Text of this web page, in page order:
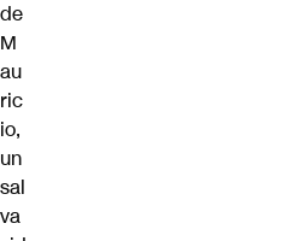
de
M
au
ric
io,
un
sal
va